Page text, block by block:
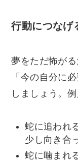
行動につなげ
夢をただ怖が
「今の自分に
しましょう。例
蛇に追われ
少し向き合
蛇に噛まれ